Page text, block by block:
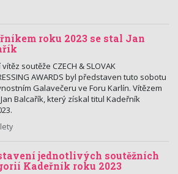
roku 2023 se stal Jan
soutěže CZECH & SLOVAK
AWARDS byl představen tuto sobotu
Galavečeru ve Foru Karlín. Vítězem
Balcařík, který získal titul Kadeřník
jednotlivých soutěžních
Kadeřník roku 2023